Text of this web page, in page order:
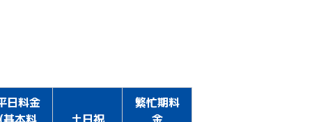
日料金
繁忙期料